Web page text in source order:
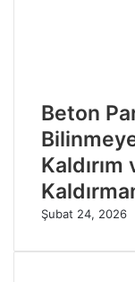
Beton
Şubat 24, 2026